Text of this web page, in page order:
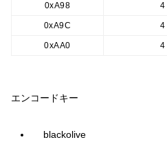
0xA98 4
0xA9C 4
0xAA0 4
エンコードキー
blackolive